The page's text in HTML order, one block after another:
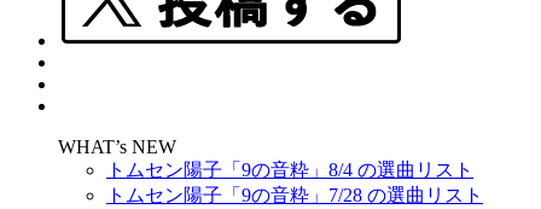
WHAT’s NEW
トムセン陽子「9の音粋」8/4 の選曲リスト
トムセン陽子「9の音粋」7/28 の選曲リスト